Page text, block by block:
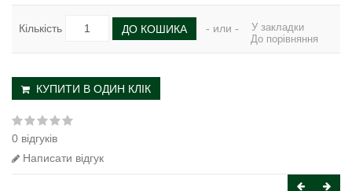
Кількість ДО КОШИКА - или -
У закладки
До порівняння
КУПИТИ В ОДИН КЛІК
0 відгуків
Написати відгук